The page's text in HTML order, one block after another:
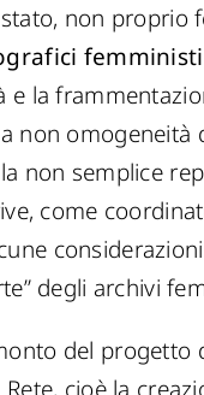
non proprio
femministi
e la
non omogeneità
non semplice
come
degli archivi
del progetto
cioè la